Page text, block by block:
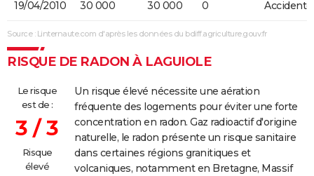
19/04/2010 30 000 30 000 0
Source : Linternaute.com d'après les données du bdiff.agriculture.gouv.fr
RISQUE DE RADON À LAGUIOLE
Le risque
est de :
3 / 3
Risque
élevé
Un risque élevé nécessite une aération
fréquente des logements pour éviter une forte
concentration en radon. Gaz radioactif d'origine
naturelle, le radon présente un risque sanitaire
dans certaines régions granitiques et
volcaniques, notamment en Bretagne, Massif